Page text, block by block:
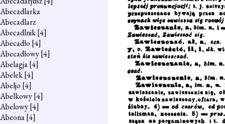
Abecadlarka
Abecadlarz
Abecadlnik[4]
Abecadło [4]
Abecadłowy[4]
Abelagja[4]
Abelek[4]
Abeljo [4]
Abelkowy[4]
Abelowy[4]
Abeona[4]